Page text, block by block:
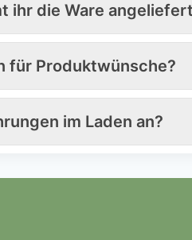
ihr die Ware
für Produktwünsche?
im Laden an?